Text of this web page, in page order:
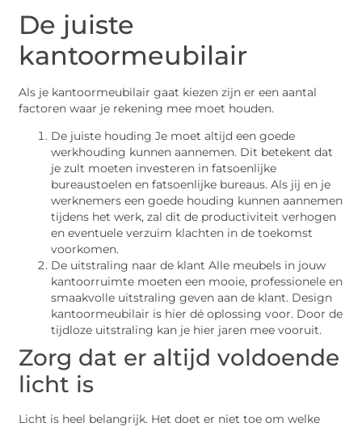
De juiste
kantoormeubilair
Als je kantoormeubilair gaat kiezen zijn er een aantal
factoren waar je rekening mee moet houden.
De juiste houding Je moet altijd een goede
werkhouding kunnen aannemen. Dit betekent dat
je zult moeten investeren in fatsoenlijke
bureaustoelen en fatsoenlijke bureaus. Als jij en je
werknemers een goede houding kunnen aannemen
tijdens het werk, zal dit de productiviteit verhogen
en eventuele verzuim klachten in de toekomst
voorkomen.
De uitstraling naar de klant Alle meubels in jouw
kantoorruimte moeten een mooie, professionele en
smaakvolle uitstraling geven aan de klant. Design
kantoormeubilair is hier dé oplossing voor. Door de
tijdloze uitstraling kan je hier jaren mee vooruit.
Zorg dat er altijd voldoende
licht is
Licht is heel belangrijk. Het doet er niet toe om welke